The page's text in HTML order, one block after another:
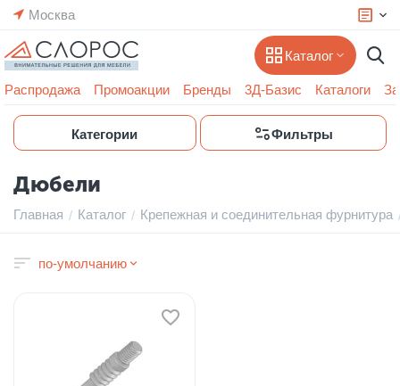
Москва
Каталог
Распродажа Промоакции Бренды 3Д-Базис Каталоги
Категории Фильтры
Дюбели
Главная / Каталог / Крепежная и соединительная фурнитура
по-умолчанию